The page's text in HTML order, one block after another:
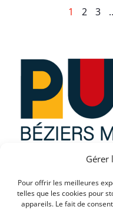
Gérer
Pour offrir les meilleures
telles que les cookies pour
appareils. Le fait de
PostsPage
1 Page
2 3
Que